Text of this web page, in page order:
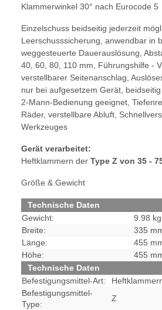
Klammerwinkel 30° nach Eurocode 5
Einzelschuss beidseitig jederzeit
Leerschusssicherung, anwendbar in
weggesteuerte Dauerauslösung,
40, 60, 80, 110 mm, Führungshilfe -
verstellbarer Seitenanschlag,
nur bei aufgesetzem Gerät,
2-Mann-Bedienung geeignet,
Räder, verstellbare Abluft,
Werkzeuges
Gerät verarbeitet:
Heftklammern der Type Z von 35 -
Größe & Gewicht
Technische Daten
Gewicht:
9.98 kg
Breite:
335
Länge:
455
Höhe:
455
Technische Daten
Befestigungsmittel-Art:
Befestigungsmittel-
Type:
Z